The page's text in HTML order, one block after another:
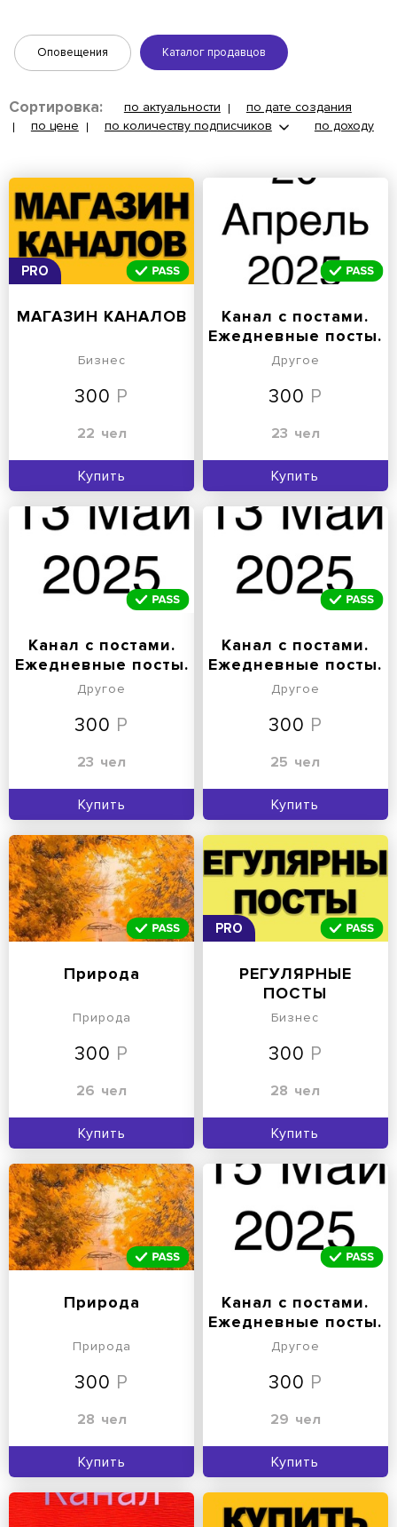
Оповещения Каталог продавцов
Сортировка: по актуальности
по дате создания
по цене
по количеству подписчиков по доходу
PRO
МАГАЗИН КАНАЛОВ
Бизнес
300
22 чел
Купить
Канал с постами.
Ежедневные посты.
Регулярные посты.
Другое
300
23 чел
Купить
Канал с постами.
Ежедневные посты.
Регулярные посты.
Другое
300
23 чел
Купить
Канал с постами.
Ежедневные посты.
Регулярные посты.
Другое
300
25 чел
Купить
Природа
Природа
300
26 чел
Купить
PRO
РЕГУЛЯРНЫЕ
ПОСТЫ
Бизнес
300
28 чел
Купить
Природа
Природа
300
28 чел
Купить
Канал с постами.
Ежедневные посты.
Регулярные посты.
Другое
300
29 чел
Купить